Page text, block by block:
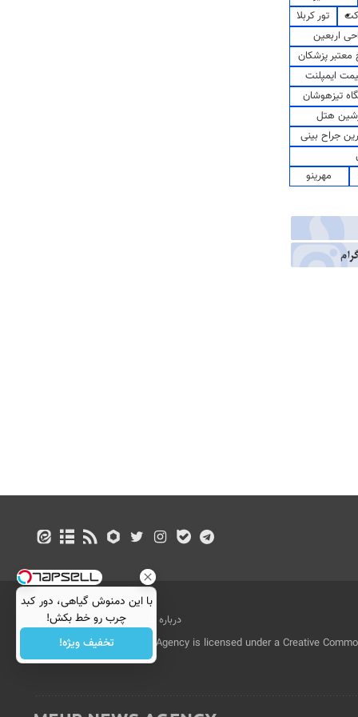
تور کربلا
اربعین
پزشکان
ایمپلنت
تیزهوشان
هتل
جراح بینی
مهرینو
درباره ما تماس با ما
بازرگانی
All Content by Mehr News Agency is licensed under a Creative
License.
با این دمنوش گیاهی، دور کبد
چرب رو خط بکش!
تخفیف ویژه!